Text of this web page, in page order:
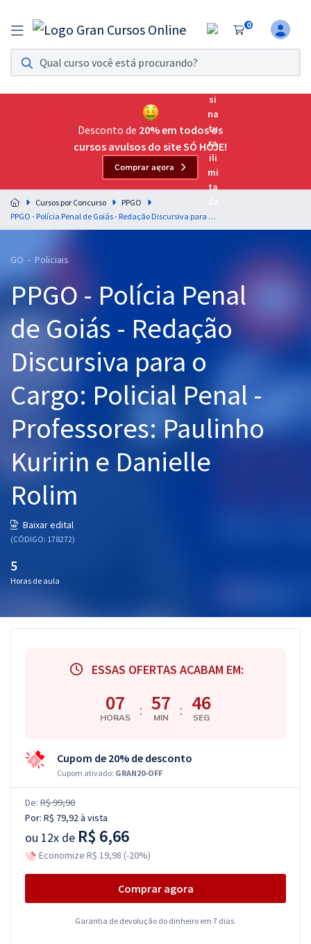
0
Assinatura Ilimitada 11
Acesso a todos os cursos. Teste grátis por 7 dias!
Assinatura OAB Até Passar
Acesso ilimitado a toda preparação para o Exame da
Residências Multiprofissionais
Preparação completa e intensiva para as principais
residências em saúde do Brasil
Cursos 20% OFF
Pós
Graduação
OAB
Mentorias
Questões grátis
Aprovados
Desconto de 20% em todos os
cursos avulsos do site SÓ HOJE!
Comprar agora
Cursos por Concurso
PPGO
PPGO - Polícia Penal de Goiás - Redação Discursiva para o Cargo: Policial Penal - Professores: Paulinho Kuririn e Danielle Rolim
GO - Policiais
PPGO - Polícia Penal
de Goiás - Redação
Discursiva para o
Cargo: Policial Penal -
Professores: Paulinho
Kuririn e Danielle
Rolim
Baixar edital
(CÓDIGO: 178272)
5
Horas de aula
ESSAS OFERTAS ACABAM EM:
07
HORAS : 57
MIN : 46
SEG
Cupom de 20% de desconto
Cupom ativado: GRAN20-OFF
De: R$ 99,90
Por: R$ 79,92à vista
ou 12x de R$ 6,66
Economize R$ 19,98 (-20%)
Comprar agora
Garantia de devolução do dinheiro em 7 dias.